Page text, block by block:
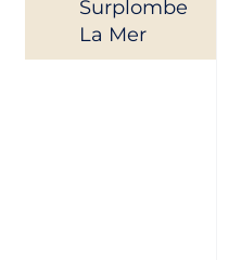
Surplombe
La Mer